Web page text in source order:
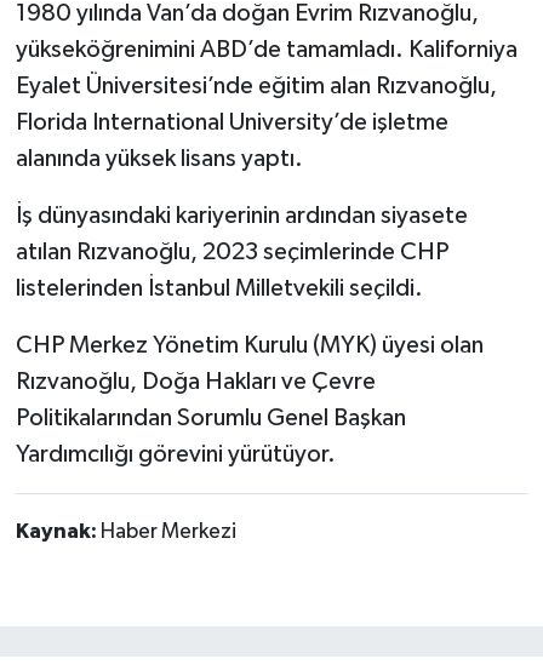
1980 yılında Van’da doğan Evrim Rızvanoğlu,
yükseköğrenimini ABD’de tamamladı. Kaliforniya
Eyalet Üniversitesi’nde eğitim alan Rızvanoğlu,
Florida International University’de işletme
alanında yüksek lisans yaptı.
İş dünyasındaki kariyerinin ardından siyasete
atılan Rızvanoğlu, 2023 seçimlerinde CHP
listelerinden İstanbul Milletvekili seçildi.
CHP Merkez Yönetim Kurulu (MYK) üyesi olan
Rızvanoğlu, Doğa Hakları ve Çevre
Politikalarından Sorumlu Genel Başkan
Yardımcılığı görevini yürütüyor.
Kaynak: Haber Merkezi